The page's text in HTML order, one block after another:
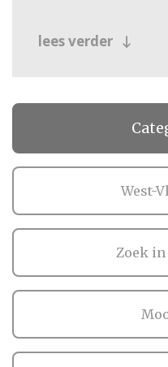
lees verder
West-
Zoek